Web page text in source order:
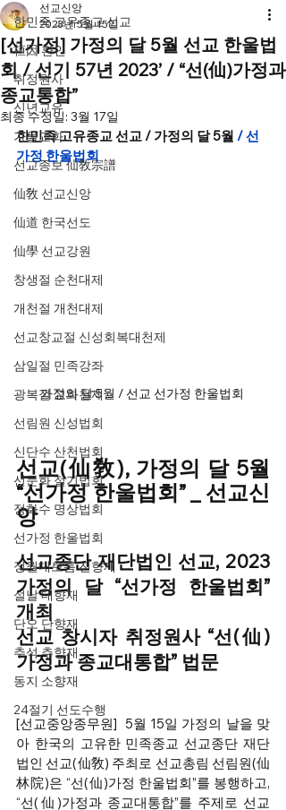
한민족 고유종교 선교
桓因 환인
취정원사
신년교유
가을교화
선교종보 仙敎宗譜
仙敎 선교신앙
仙道 한국선도
仙學 선교강원
창생절 순천대제
개천절 개천대제
선교창교절 신성회복대천제
삼일절 민족강좌
광복절 교화천제
선림원 신성법회
신단수 산천법회
선문화 절기법회
정화수 명상법회
선가정 한울법회
정월대보름 진향재
설날 대향재
단오 단향재
추석 추향재
동지 소향재
24절기 선도수행
[선가정] 가정의 달 5월 선교 한울법
회 / 선기 57년 2023’ / “선(仙)가정과
종교통합”
선교신앙
2023년 5월 15일
최종 수정일: 3월 17일
한민족 고유종교 선교 / 가정의 달 5월 / 선
가정 한울법회
가정의 달 5월 / 선교 선가정 한울법회
선교(仙敎), 가정의 달 5월
“선가정 한울법회” _ 선교신
앙
선교종단 재단법인 선교, 2023
가정의 달 “선가정 한울법회”
개최
선교 창시자 취정원사 “선(仙)
가정과 종교대통합” 법문
[선교중앙종무원] 5월 15일 가정의 날을 맞
아 한국의 고유한 민족종교 선교종단 재단
법인 선교(仙敎) 주최로 선교총림 선림원(仙
林院)은 “선(仙)가정 한울법회”를 봉행하고,
“선(仙)가정과 종교대통합”를 주제로 선교